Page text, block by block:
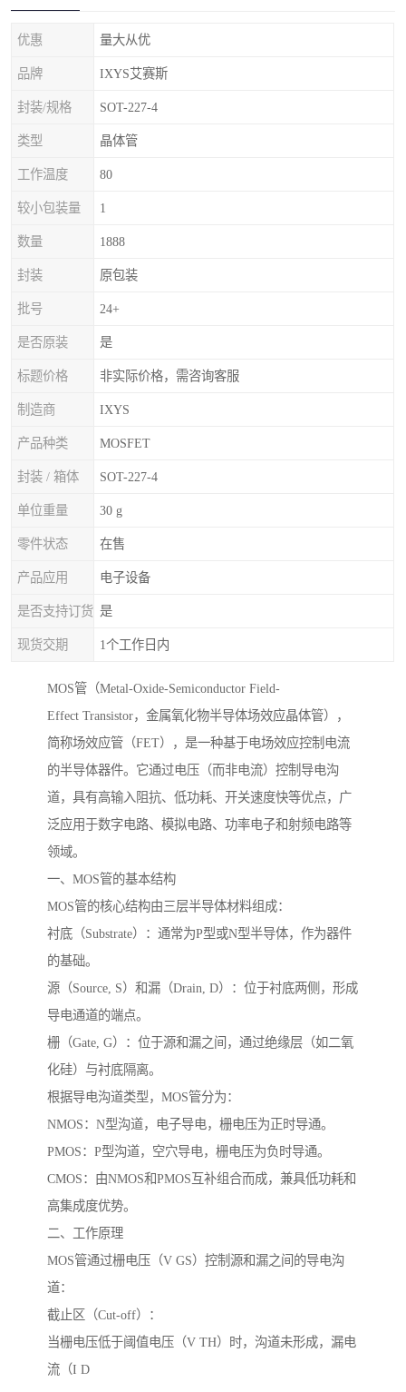
优惠 量大从优
品牌 IXYS艾赛斯
封装/规格 SOT-227-4
类型 晶体管
工作温度 80
较小包装量 1
数量 1888
封装 原包装
批号 24+
是否原装 是
标题价格 非实际价格，需咨询客服
制造商 IXYS
产品种类 MOSFET
封装 / 箱体 SOT-227-4
单位重量 30 g
零件状态 在售
产品应用 电子设备
是否支持订货 是
现货交期 1个工作日内
MOS管（Metal-Oxide-Semiconductor Field-
Effect Transistor，金属氧化物半导体场效应晶体管），
简称场效应管（FET），是一种基于电场效应控制电流
的半导体器件。它通过电压（而非电流）控制导电沟
道，具有高输入阻抗、低功耗、开关速度快等优点，广
泛应用于数字电路、模拟电路、功率电子和射频电路等
领域。
一、MOS管的基本结构
MOS管的核心结构由三层半导体材料组成：
衬底（Substrate）：通常为P型或N型半导体，作为器件
的基础。
源（Source, S）和漏（Drain, D）：位于衬底两侧，形成
导电通道的端点。
栅（Gate, G）：位于源和漏之间，通过绝缘层（如二氧
化硅）与衬底隔离。
根据导电沟道类型，MOS管分为：
NMOS：N型沟道，电子导电，栅电压为正时导通。
PMOS：P型沟道，空穴导电，栅电压为负时导通。
CMOS：由NMOS和PMOS互补组合而成，兼具低功耗和
高集成度优势。
二、工作原理
MOS管通过栅电压（V GS）控制源和漏之间的导电沟
道：
截止区（Cut-off）：
当栅电压低于阈值电压（V TH）时，沟道未形成，漏电
流（I D